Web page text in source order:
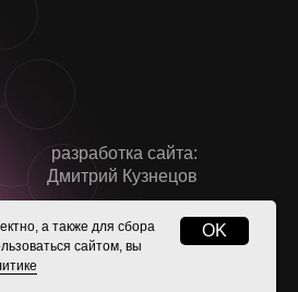
а также для сбора
сайтом, вы
OK
разработка сайта:
Дмитрий Кузнецов